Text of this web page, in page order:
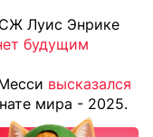
Луис Энрике
будущим
высказался
мира - 2025.